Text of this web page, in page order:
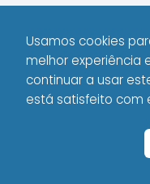
Usamos cookies
melhor experiência
continuar a usar
está satisfeito com